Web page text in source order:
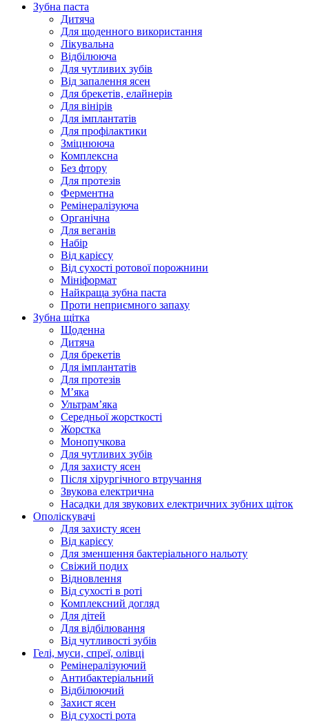
Зубна паста
Дитяча
Для щоденного використання
Лікувальна
Відбілююча
Для чутливих зубів
Від запалення ясен
Для брекетів, елайнерів
Для вінірів
Для імплантатів
Для профілактики
Зміцнююча
Комплексна
Без фтору
Для протезів
Ферментна
Ремінералізуюча
Органічна
Для веганів
Набір
Від карієсу
Від сухості ротової порожнини
Мініформат
Найкраща зубна паста
Проти неприємного запаху
Зубна щітка
Щоденна
Дитяча
Для брекетів
Для імплантатів
Для протезів
Мʼяка
Ультрамʼяка
Середньої жорсткості
Жорстка
Монопучкова
Для чутливих зубів
Для захисту ясен
Після хірургічного втручання
Звукова електрична
Насадки для звукових електричних зубних щіток
Ополіскувачі
Для захисту ясен
Від карієсу
Для зменшення бактеріального нальоту
Свіжий подих
Відновлення
Від сухості в роті
Комплексний догляд
Для дітей
Для відбілювання
Від чутливості зубів
Гелі, муси, спреї, олівці
Ремінералізуючий
Антибактеріальний
Відбілюючий
Захист ясен
Від сухості рота